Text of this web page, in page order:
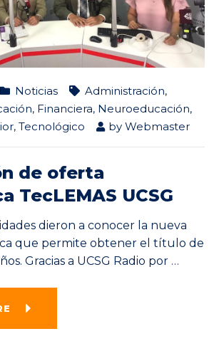
Noticias Administración,
, Financiera, Neuroeducación,
, Tecnológico by Webmaster
de oferta
TecLEMAS UCSG
dieron a conocer la nueva
que permite obtener el título de
Gracias a UCSG Radio por …